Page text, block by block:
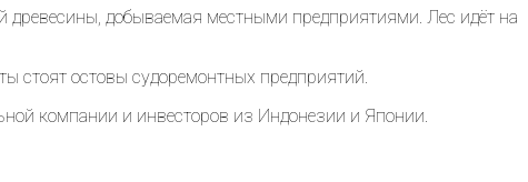
древесины, добываемая местными предприятиями. Лес идёт на
стоят остовы судоремонтных предприятий.
компании и инвесторов из Индонезии и Японии.